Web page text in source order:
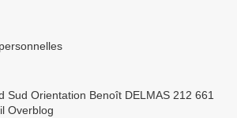
Sud Orientation Benoît DELMAS 212 661
Overblog